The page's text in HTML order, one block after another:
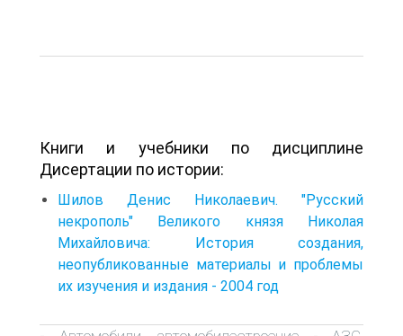
Книги и учебники по дисциплине
Дисертации по истории:
Шилов Денис Николаевич. "Русский
некрополь" Великого князя Николая
Михайловича: История создания,
неопубликованные материалы и проблемы
их изучения и издания - 2004 год